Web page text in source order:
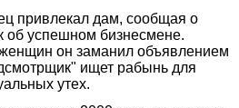
привлекал дам, сообщая о
об успешном бизнесмене.
он заманил объявлением
ищет рабынь для
утех.